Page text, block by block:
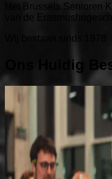
Het Brussels Senioren
van de
Wij bestaan sinds 1978
Ons Huidig